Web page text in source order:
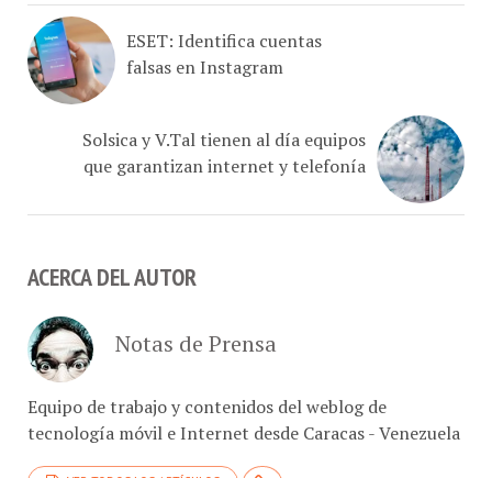
ESET: Identifica cuentas
falsas en Instagram
que garantizan internet y telefonía
Equipo de trabajo y contenidos del weblog de
tecnología móvil e Internet desde Caracas - Venezuela